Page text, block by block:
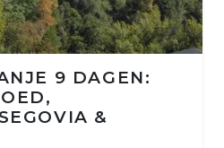
9 DAGEN:
&